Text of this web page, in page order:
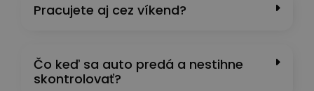
Pracujete aj cez víkend?
Čo keď sa auto predá a nestihne
skontrolovať?